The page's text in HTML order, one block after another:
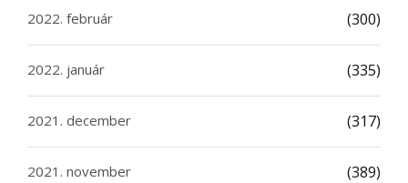
2022. február (300)
2022. január (335)
2021. december (317)
2021. november (389)